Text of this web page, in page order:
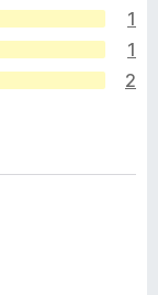
1
1
2